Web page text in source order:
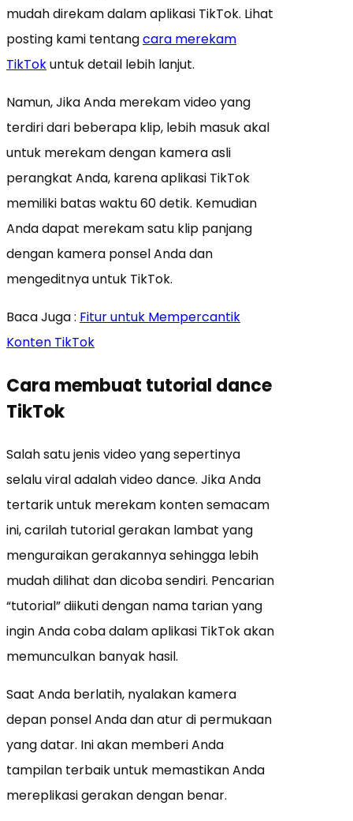
mudah direkam dalam aplikasi TikTok. Lihat
posting kami tentangcara merekam
TikTokuntuk detail lebih lanjut.
Namun, Jika Anda merekam video yang
terdiri dari beberapa klip, lebih masuk akal
untuk merekam dengan kamera asli
perangkat Anda, karena aplikasi TikTok
memiliki batas waktu 60 detik. Kemudian
Anda dapat merekam satu klip panjang
dengan kamera ponsel Anda dan
mengeditnya untuk TikTok.
Baca Juga : Fitur untuk Mempercantik
Konten TikTok
Cara membuat tutorial dance
TikTok
Salah satu jenis video yang sepertinya
selalu viral adalah video dance. Jika Anda
tertarik untuk merekam konten semacam
ini, carilah tutorial gerakan lambat yang
menguraikan gerakannya sehingga lebih
mudah dilihat dan dicoba sendiri. Pencarian
“tutorial” diikuti dengan nama tarian yang
ingin Anda coba dalam aplikasi TikTok akan
memunculkan banyak hasil.
Saat Anda berlatih, nyalakan kamera
depan ponsel Anda dan atur di permukaan
yang datar. Ini akan memberi Anda
tampilan terbaik untuk memastikan Anda
mereplikasi gerakan dengan benar.